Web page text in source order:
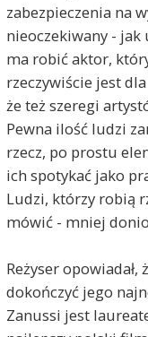
zabezpieczenia na
nieoczekiwany -
ma robić aktor,
rzeczywiście jest
że też szeregi
Pewna ilość ludzi
rzecz, po prostu
ich spotykać jako
Ludzi, którzy robią
mówić - mniej
Reżyser opowiadał,
dokończyć jego
Zanussi jest